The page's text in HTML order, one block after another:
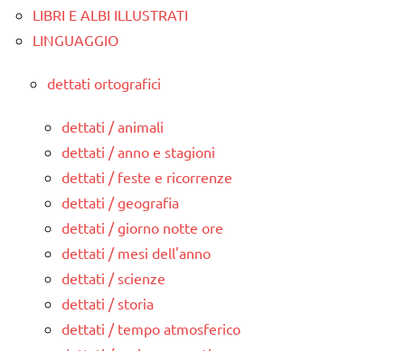
LIBRI E ALBI ILLUSTRATI
LINGUAGGIO
dettati ortografici
dettati / animali
dettati / anno e stagioni
dettati / feste e ricorrenze
dettati / geografia
dettati / giorno notte ore
dettati / mesi dell'anno
dettati / scienze
dettati / storia
dettati / tempo atmosferico